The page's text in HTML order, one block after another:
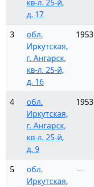
кв-л. 25-й,
д. 17
3
обл.
Иркутская,
г. Ангарск,
кв-л. 25-й,
д. 16
1953
4
обл.
Иркутская,
г. Ангарск,
кв-л. 25-й,
д. 9
1953
5
обл.
Иркутская,
—